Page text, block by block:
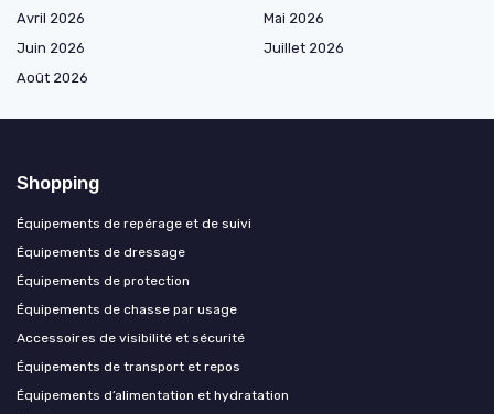
Avril 2026
Mai 2026
Juin 2026
Juillet 2026
Août 2026
Shopping
Équipements de repérage et de suivi
Équipements de dressage
Équipements de protection
Équipements de chasse par usage
Accessoires de visibilité et sécurité
Équipements de transport et repos
Équipements d’alimentation et hydratation